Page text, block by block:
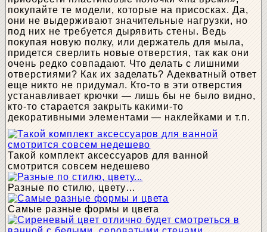
покупайте те модели, которые на присосках. Да,
они не выдерживают значительные нагрузки, но
под них не требуется дырявить стены. Ведь
покупая новую полку, или держатель для мыла,
придется сверлить новые отверстия, так как они
очень редко совпадают. Что делать с лишними
отверстиями? Как их заделать? Адекватный ответ
еще никто не придумал. Кто-то в эти отверстия
устанавливает крючки — лишь бы не было видно,
кто-то старается закрыть какими-то
декоративными элементами — наклейками и т.п.
Такой комплект аксессуаров для ванной
смотрится совсем недешево
Разные по стилю, цвету…
Самые разные формы и цвета